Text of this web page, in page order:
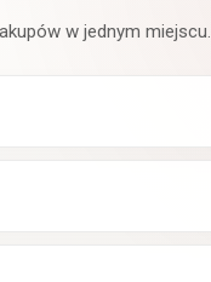
w jednym miejscu.